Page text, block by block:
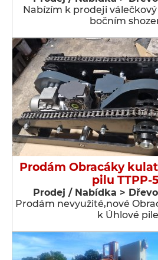
Nabízím k prodeji
bočním
Prodám Obracáky
pilu TTPP-
Prodej / Nabídka >
Prodám nevyužité,nové
k Úhlové